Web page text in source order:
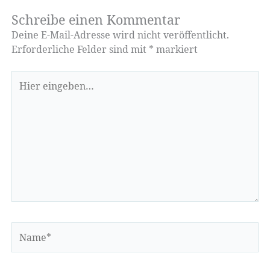
Schreibe einen Kommentar
Deine E-Mail-Adresse wird nicht veröffentlicht.
Erforderliche Felder sind mit * markiert
eingeben…